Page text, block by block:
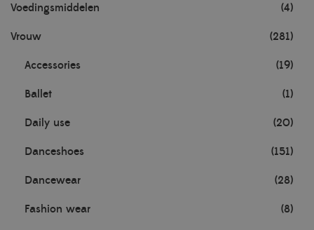
Voedingsmiddelen (4)
Vrouw (281)
Accessories (19)
Ballet (1)
Daily use (20)
Danceshoes (151)
Dancewear (28)
Fashion wear (8)